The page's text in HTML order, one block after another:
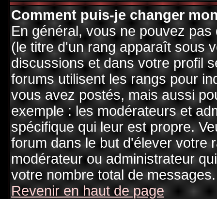
Comment puis-je changer
En général, vous ne pouvez
(le titre d'un rang apparaît sous
discussions et dans votre profil
forums utilisent les rangs pour
vous avez postés, mais aussi
exemple : les modérateurs et
spécifique qui leur est propre.
forum dans le but d'élever votre
modérateur ou administrateur
votre nombre total de messages.
Revenir en haut de page